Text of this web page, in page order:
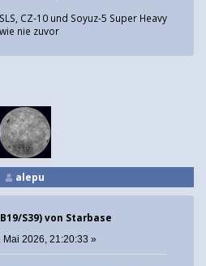
CZ-10 und Soyuz-5 Super Heavy
nie zuvor
alepu
S39) von Starbase
Mai 2026, 21:20:33 »